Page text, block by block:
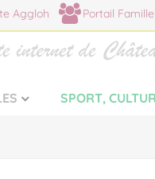
Aggloh Portail Famille
SPORT,